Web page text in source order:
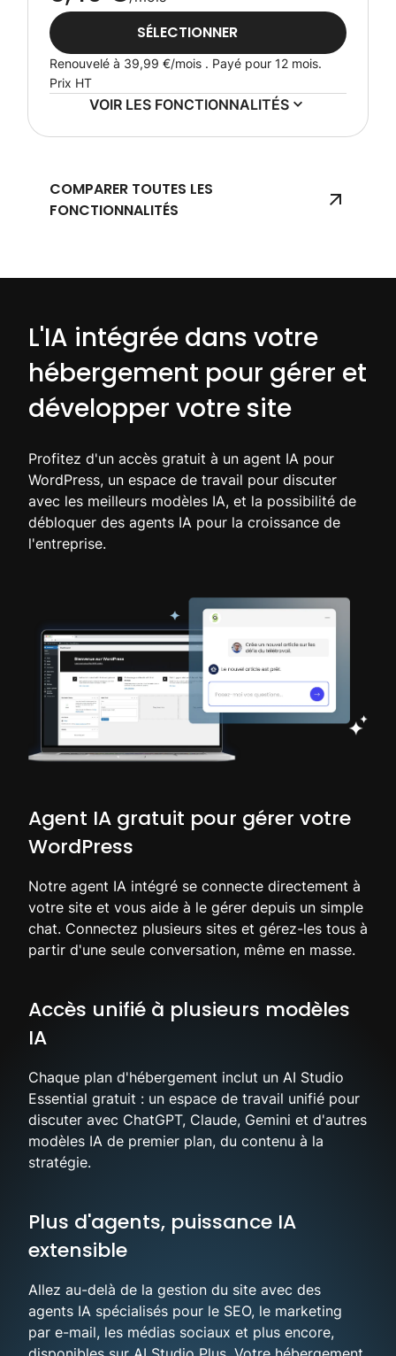
SÉLECTIONNER
Renouvelé à 39,99 €/mois . Payé pour 12 mois.
Prix HT
VOIR LES FONCTIONNALITÉS
COMPARER TOUTES LES
FONCTIONNALITÉS
L'IA intégrée dans votre
hébergement pour gérer et
développer votre site
Profitez d'un accès gratuit à un agent IA pour
WordPress, un espace de travail pour discuter
avec les meilleurs modèles IA, et la possibilité de
débloquer des agents IA pour la croissance de
l'entreprise.
Agent IA gratuit pour gérer votre
WordPress
Notre agent IA intégré se connecte directement à
votre site et vous aide à le gérer depuis un simple
chat. Connectez plusieurs sites et gérez-les tous à
partir d'une seule conversation, même en masse.
Accès unifié à plusieurs modèles
IA
Chaque plan d'hébergement inclut un AI Studio
Essential gratuit : un espace de travail unifié pour
discuter avec ChatGPT, Claude, Gemini et d'autres
modèles IA de premier plan, du contenu à la
stratégie.
Plus d'agents, puissance IA
extensible
Allez au-delà de la gestion du site avec des
agents IA spécialisés pour le SEO, le marketing
par e-mail, les médias sociaux et plus encore,